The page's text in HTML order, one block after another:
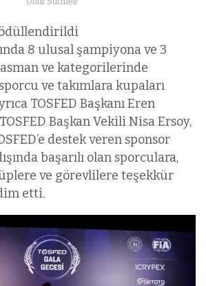
ödüllendirildi
8 ulusal şampiyona ve 3
ve kategorilerinde
ve takımlara kupaları
TOSFED Başkanı Eren
Başkan Vekili Nisa Ersoy,
destek veren sponsor
başarılı olan sporculara,
ve görevlilere teşekkür
etti.